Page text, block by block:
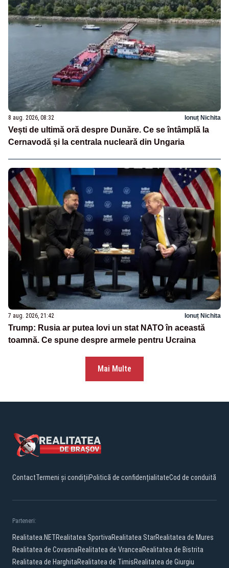
8 aug. 2026, 08:32 Ionuț Nichita
Vești de ultimă oră despre Dunăre. Ce se întâmplă la
Cernavodă și la centrala nucleară din Ungaria
7 aug. 2026, 21:42 Ionuț Nichita
Trump: Rusia ar putea lovi un stat NATO în această
toamnă. Ce spune despre armele pentru Ucraina
Mai Multe
ContactTermeni și condițiiPolitică de confidențialitateCod de conduită
Parteneri:
Realitatea.NETRealitatea SportivaRealitatea StarRealitatea de Mures
Realitatea de CovasnaRealitatea de VranceaRealitatea de Bistrita
Realitatea de HarghitaRealitatea de TimisRealitatea de Giurgiu